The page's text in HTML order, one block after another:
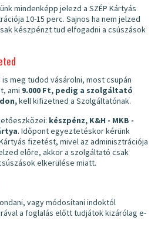
mindenképp jelezd a SZÉP Kártyás
10-15 perc. Sajnos ha nem jelzed
készpénzt tud elfogadni a csúszások
meg tudod vásárolni, most csupán
ami 9.000 Ft, pedig a szolgáltató
kell kifizetned a Szolgáltatónak.
készpénz, K&H - MKB -
. Időpont egyeztetéskor kérünk
fizetést, mivel az adminisztrációja
előre, akkor a szolgáltató csak
elkerülése miatt.
vagy módosítani indoktól
a foglalás előtt tudjátok kizárólag e-